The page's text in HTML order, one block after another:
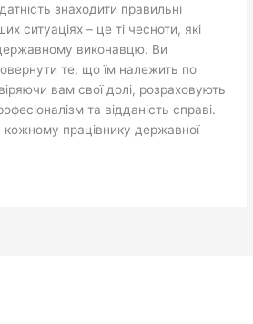
знаходити правильні
ситуаціях – це ті чесноти, які
виконавцю. Ви
те, що їм належить по
вам свої долі, розраховують
та відданість справі.
працівнику державної